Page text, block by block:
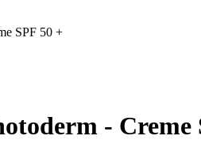
- Creme